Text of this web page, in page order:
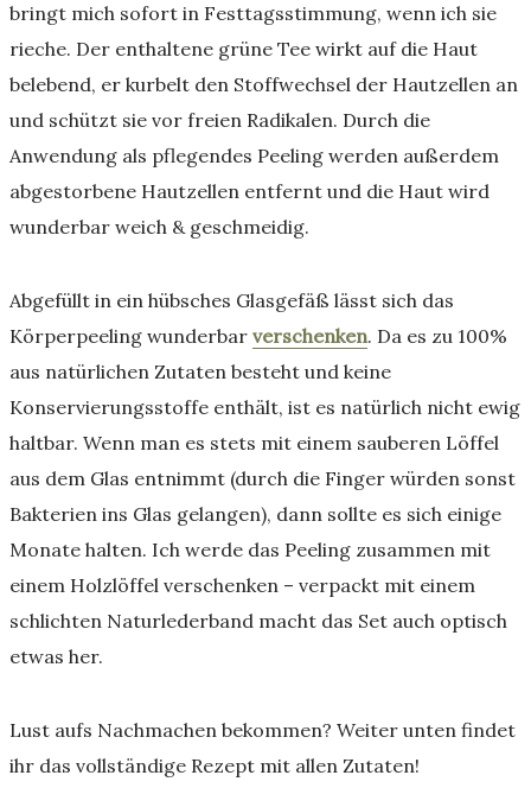
bringt mich sofort in Festtagsstimmung, wenn ich sie
rieche. Der enthaltene grüne Tee wirkt auf die Haut
belebend, er kurbelt den Stoffwechsel der Hautzellen an
und schützt sie vor freien Radikalen. Durch die
Anwendung als pflegendes Peeling werden außerdem
abgestorbene Hautzellen entfernt und die Haut wird
wunderbar weich & geschmeidig.
Abgefüllt in ein hübsches Glasgefäß lässt sich das
Körperpeeling wunderbar verschenken. Da es zu 100%
aus natürlichen Zutaten besteht und keine
Konservierungsstoffe enthält, ist es natürlich nicht ewig
haltbar. Wenn man es stets mit einem sauberen Löffel
aus dem Glas entnimmt (durch die Finger würden sonst
Bakterien ins Glas gelangen), dann sollte es sich einige
Monate halten. Ich werde das Peeling zusammen mit
einem Holzlöffel verschenken – verpackt mit einem
schlichten Naturlederband macht das Set auch optisch
etwas her.
Lust aufs Nachmachen bekommen? Weiter unten findet
ihr das vollständige Rezept mit allen Zutaten!